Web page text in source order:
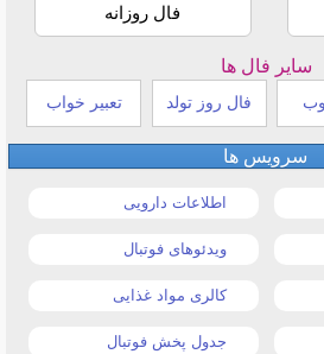
فال روزانه
سایر فال ها
فال روز تولد تعبیر خواب
سرویس ها
اطلاعات دارویی
ویدئوهای فوتبال
کالری مواد غذایی
جدول پخش فوتبال